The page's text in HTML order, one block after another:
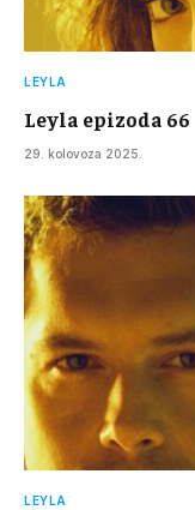
LEYLA
Leyla epizoda 66
29. kolovoza 2025.
LEYLA